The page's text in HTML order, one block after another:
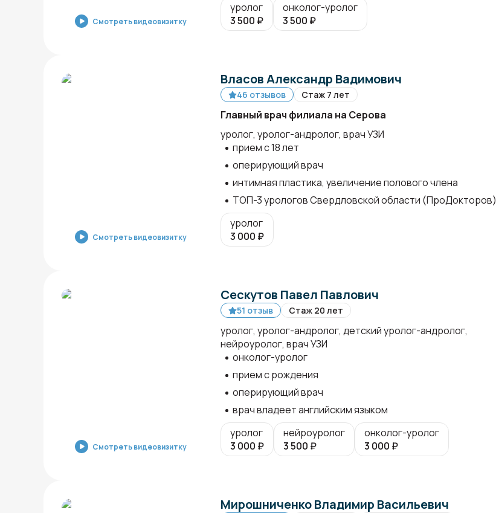
Смотреть видеовизитку
уролог
3 500 ₽
онколог-уролог
3 500 ₽
Смотреть видеовизитку
Власов Александр Вадимович
46 отзывов Стаж 7 лет
Главный врач филиала на Серова
уролог, уролог-андролог, врач УЗИ
прием с 18 лет
оперирующий врач
интимная пластика, увеличение полового члена
ТОП-3 урологов Свердловской области (ПроДокторов)
уролог
3 000 ₽
Смотреть видеовизитку
Сескутов Павел Павлович
51 отзыв Стаж 20 лет
уролог, уролог-андролог, детский уролог-андролог,
нейроуролог, врач УЗИ
онколог-уролог
прием с рождения
оперирующий врач
врач владеет английским языком
уролог
3 000 ₽
нейроуролог
3 500 ₽
онколог-уролог
3 000 ₽
Мирошниченко Владимир Васильевич